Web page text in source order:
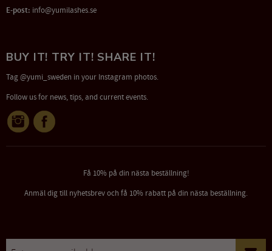
E-post: info@yumilashes.se
BUY IT! TRY IT! SHARE IT!
Tag @yumi_sweden in your Instagram photos.
Follow us for news, tips, and current events.
Få 10% på din nästa beställning!
Anmäl dig till nyhetsbrev och få 10% rabatt på din nästa beställning.